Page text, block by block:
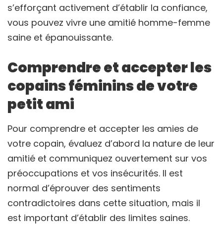
s’efforçant activement d’établir la confiance,
vous pouvez vivre une amitié homme-femme
saine et épanouissante.
Comprendre et accepter les
copains féminins de votre
petit ami
Pour comprendre et accepter les amies de
votre copain, évaluez d’abord la nature de leur
amitié et communiquez ouvertement sur vos
préoccupations et vos insécurités. Il est
normal d’éprouver des sentiments
contradictoires dans cette situation, mais il
est important d’établir des limites saines.